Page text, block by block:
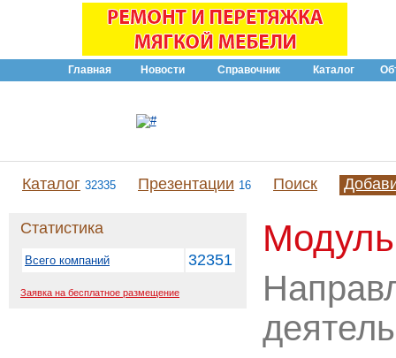
Главная Новости Справочник Каталог
Каталог 32335 Презентации 16 Поиск
Статистика
Всего компаний 32351
Заявка на бесплатное размещение
Модуль